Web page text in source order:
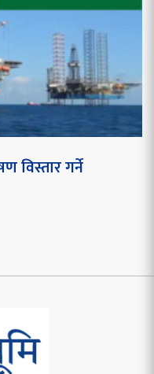
विस्तार गर्ने